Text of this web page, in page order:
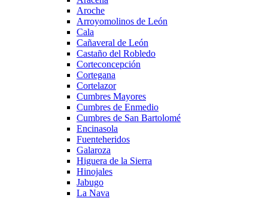
Aroche
Arroyomolinos de León
Cala
Cañaveral de León
Castaño del Robledo
Corteconcepción
Cortegana
Cortelazor
Cumbres Mayores
Cumbres de Enmedio
Cumbres de San Bartolomé
Encinasola
Fuenteheridos
Galaroza
Higuera de la Sierra
Hinojales
Jabugo
La Nava